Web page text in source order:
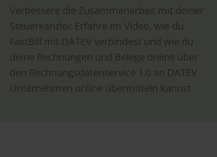
Verbessere die Zusammenarbeit mit deiner
Steuerkanzlei: Erfahre im Video, wie du
FastBill mit DATEV verbindest und wie du
deine Rechnungen und Belege online über
den Rechnungsdatenservice 1.0 an DATEV
Unternehmen online übermitteln kannst.